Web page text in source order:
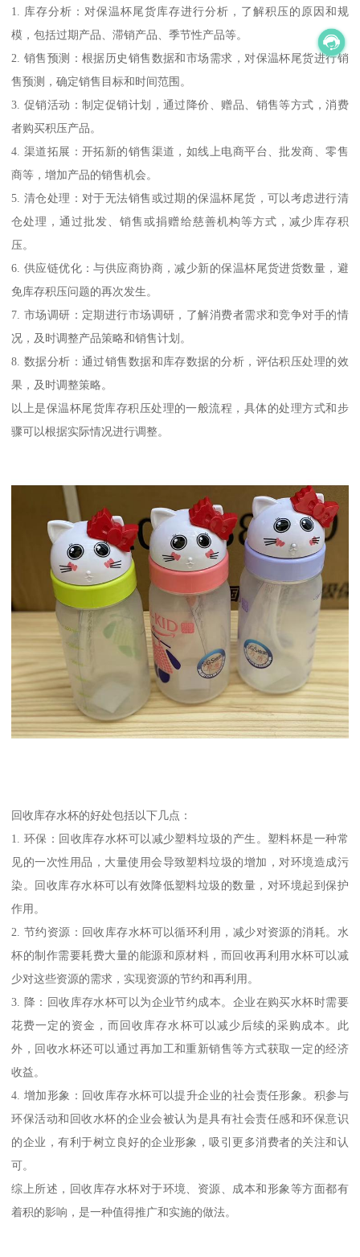
1. 库存分析：对保温杯尾货库存进行分析，了解积压的原因和规
模，包括过期产品、滞销产品、季节性产品等。
2. 销售预测：根据历史销售数据和市场需求，对保温杯尾货进行销
售预测，确定销售目标和时间范围。
3. 促销活动：制定促销计划，通过降价、赠品、销售等方式，消费
者购买积压产品。
4. 渠道拓展：开拓新的销售渠道，如线上电商平台、批发商、零售
商等，增加产品的销售机会。
5. 清仓处理：对于无法销售或过期的保温杯尾货，可以考虑进行清
仓处理，通过批发、销售或捐赠给慈善机构等方式，减少库存积
压。
6. 供应链优化：与供应商协商，减少新的保温杯尾货进货数量，避
免库存积压问题的再次发生。
7. 市场调研：定期进行市场调研，了解消费者需求和竞争对手的情
况，及时调整产品策略和销售计划。
8. 数据分析：通过销售数据和库存数据的分析，评估积压处理的效
果，及时调整策略。
以上是保温杯尾货库存积压处理的一般流程，具体的处理方式和步
骤可以根据实际情况进行调整。
回收库存水杯的好处包括以下几点：
1. 环保：回收库存水杯可以减少塑料垃圾的产生。塑料杯是一种常
见的一次性用品，大量使用会导致塑料垃圾的增加，对环境造成污
染。回收库存水杯可以有效降低塑料垃圾的数量，对环境起到保护
作用。
2. 节约资源：回收库存水杯可以循环利用，减少对资源的消耗。水
杯的制作需要耗费大量的能源和原材料，而回收再利用水杯可以减
少对这些资源的需求，实现资源的节约和再利用。
3. 降：回收库存水杯可以为企业节约成本。企业在购买水杯时需要
花费一定的资金，而回收库存水杯可以减少后续的采购成本。此
外，回收水杯还可以通过再加工和重新销售等方式获取一定的经济
收益。
4. 增加形象：回收库存水杯可以提升企业的社会责任形象。积参与
环保活动和回收水杯的企业会被认为是具有社会责任感和环保意识
的企业，有利于树立良好的企业形象，吸引更多消费者的关注和认
可。
综上所述，回收库存水杯对于环境、资源、成本和形象等方面都有
着积的影响，是一种值得推广和实施的做法。